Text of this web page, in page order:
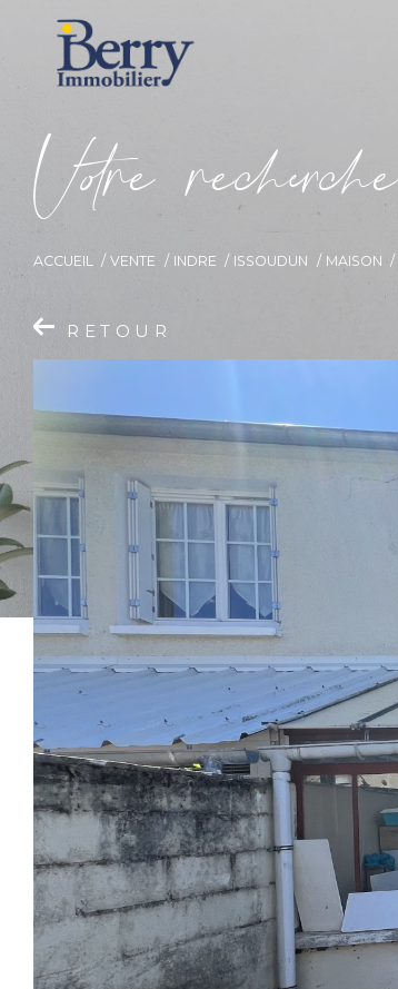
Vore recece
ACCUEIL VENTE INDRE ISSOUDUN MAISON
RETOUR